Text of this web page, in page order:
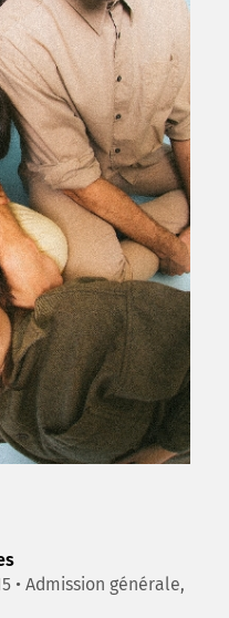
• Admission générale,